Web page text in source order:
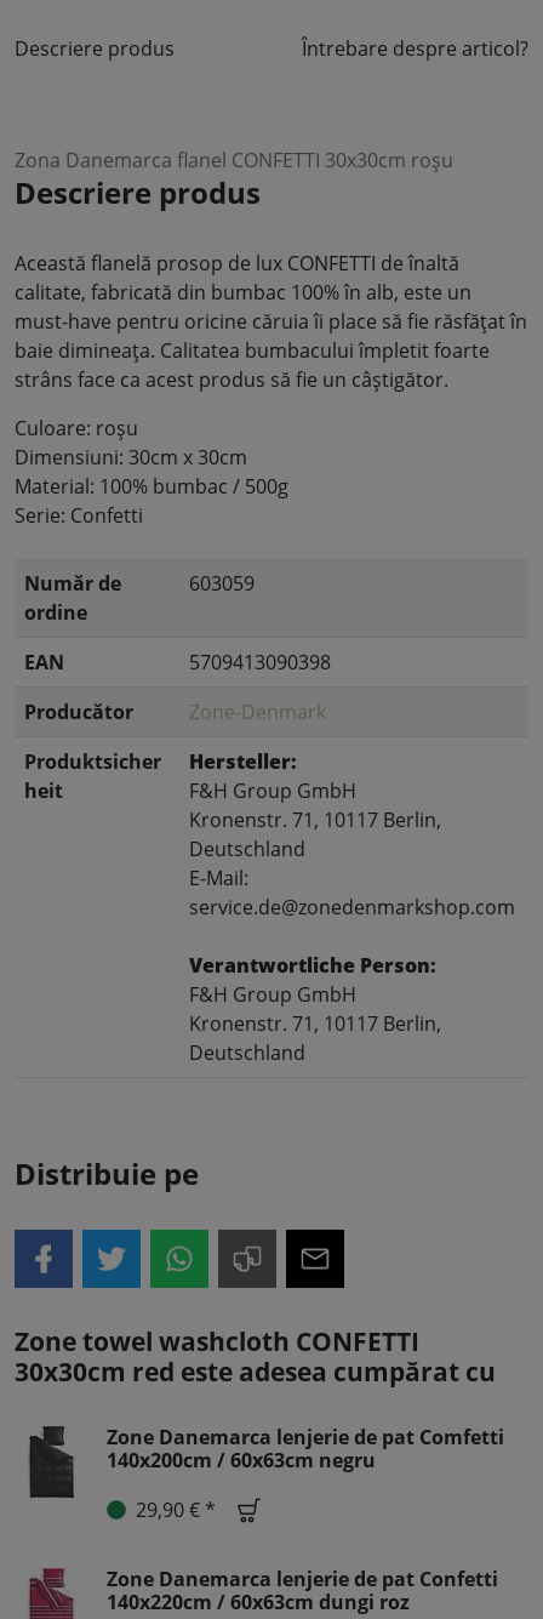
Descriere produs Întrebare despre articol?
Zona Danemarca flanel CONFETTI 30x30cm roșu
Descriere produs
Această flanelă prosop de lux CONFETTI de înaltă
calitate, fabricată din bumbac 100% în alb, este un
must-have pentru oricine căruia îi place să fie răsfățat în
baie dimineața. Calitatea bumbacului împletit foarte
strâns face ca acest produs să fie un câștigător.
Culoare: roșu
Dimensiuni: 30cm x 30cm
Material: 100% bumbac / 500g
Serie: Confetti
Număr de
ordine
603059
EAN
5709413090398
Producător
Zone-Denmark
Produktsicher
heit
Hersteller:
F&H Group GmbH
Kronenstr. 71, 10117 Berlin,
Deutschland
E-Mail:
service.de@zonedenmarkshop.com
Verantwortliche Person:
F&H Group GmbH
Kronenstr. 71, 10117 Berlin,
Deutschland
Distribuie pe
Zone towel washcloth CONFETTI
30x30cm red este adesea cumpărat cu
Zone Danemarca lenjerie de pat Comfetti
140x200cm / 60x63cm negru
29,90 € *
Zone Danemarca lenjerie de pat Confetti
140x220cm / 60x63cm dungi roz